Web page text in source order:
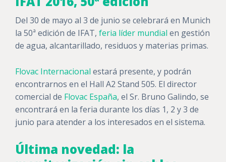
Del 30 de mayo al 3 de junio se celebrará en Munich
la 50ª edición de IFAT, feria líder mundial en gestión
de agua, alcantarillado, residuos y materias primas.
Flovac Internacional estará presente, y podrán
encontrarnos en el Hall A2 Stand 505. El director
comercial de Flovac España, el Sr. Bruno Galindo, se
encontrará en la feria durante los días 1, 2 y 3 de
junio para atender a los interesados en el sistema.
Última novedad: la